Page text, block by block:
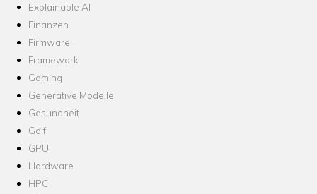
Explainable AI
Finanzen
Firmware
Framework
Gaming
Generative Modelle
Gesundheit
Golf
GPU
Hardware
HPC